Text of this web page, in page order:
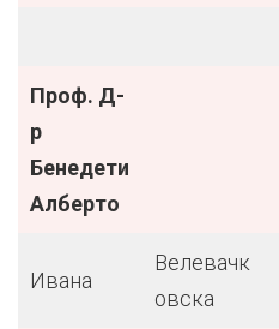
Проф. Д-
р
Бенедети
Aлберто
Ивана
Велевачк
овска